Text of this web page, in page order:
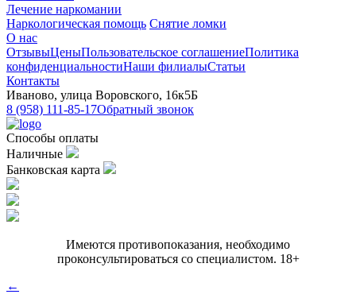
Лечение наркомании
Наркологическая помощь Снятие ломки
О нас
ОтзывыЦеныПользовательское соглашениеПолитика
конфиденциальностиНаши филиалыСтатьи
Контакты
Иваново, улица Воровского, 16к5Б
8 (958) 111-85-17Обратный звонок
Способы оплаты
Наличные
Банковская карта
Имеются противопоказания, необходимо
проконсультироваться со специалистом. 18+
←